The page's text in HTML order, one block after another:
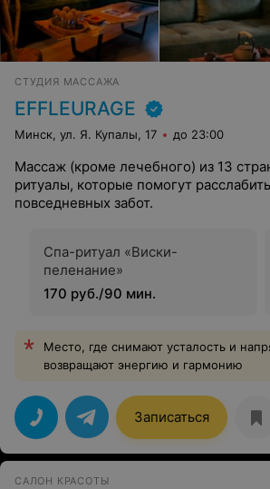
СТУДИЯ МАССАЖА
EFFLEURAGE
Минск, ул. Я. Купалы, 17 до 23:00
Массаж (кроме лечебного) из 13
ритуалы, которые помогут
повседневных забот.
Спа-ритуал «Виски-
пеленание»
170 руб./90 мин.
Место, где снимают усталость и
возвращают энергию и гармонию
Записаться
САЛОН КРАСОТЫ